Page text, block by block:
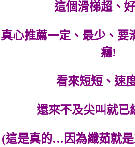
這個滑梯超、
真心推薦一定、最少、要
癮!
看來短短、速
還來不及尖叫就已
(這是真的…因為纖茹就